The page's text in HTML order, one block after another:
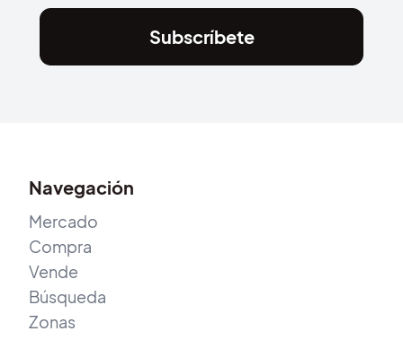
Subscríbete
Navegación
Mercado
Compra
Vende
Búsqueda
Zonas